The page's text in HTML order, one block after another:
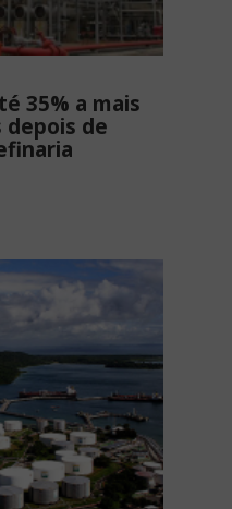
35% a mais
de